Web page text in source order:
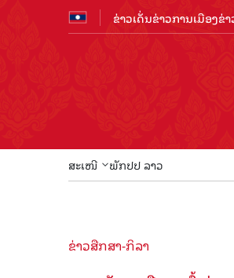
ຂ່າວເດັ່ນຂ່າວການເມືອງຂ່
ສະເໜີ ພັກປປ ລາວ
ຂ່າວສືກສາ-ກິລາ